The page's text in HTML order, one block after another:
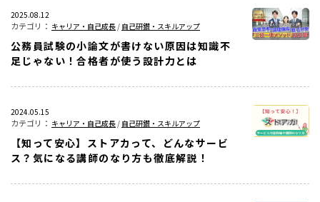
2025.08.12
キャリア・自己成長 / 自己研鑽・スキルアップ
公務員試験の小論文が書けない原因は知識不
足じゃない！合格者が使う設計力とは
2024.05.15
キャリア・自己成長 / 自己研鑽・スキルアップ
【知って安心】ストアカって、どんなサービ
ス？気になる講師のなり方も徹底解説！